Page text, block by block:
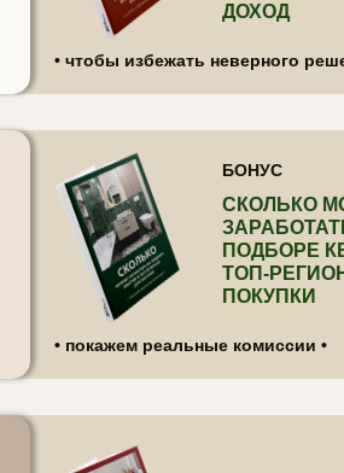
БОНУС
• покажем реальные комиссии •
СКОЛЬКО
ПОДБОРЕ
ТОП-
ПОКУПКИ
• чтобы избежать неверного
ДОХОД